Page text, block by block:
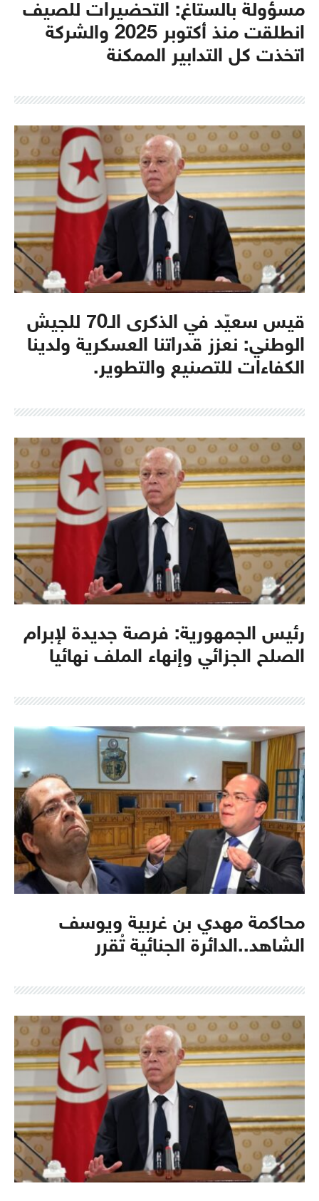
مسؤولة بالستاغ: التحضيرات للصيف
انطلقت منذ أكتوبر 2025 والشركة
اتخذت كل التدابير الممكنة
قيس سعيّد في الذكرى الـ70 للجيش
الوطني: نعزز قدراتنا العسكرية ولدينا
الكفاءات للتصنيع والتطوير.
رئيس الجمهورية: فرصة جديدة لإبرام
الصلح الجزائي وإنهاء الملف نهائيا
محاكمة مهدي بن غربية ويوسف
الشاهد..الدائرة الجنائية تُقرر